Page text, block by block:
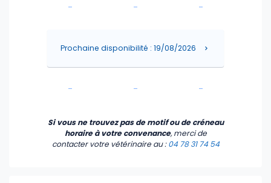
-
-
-
-
-
-
Prochaine disponibilité : 19/08/2026
Si vous ne trouvez pas de motif ou de créneau
horaire à votre convenance, merci de
contacter votre vétérinaire au :04 78 31 74 54